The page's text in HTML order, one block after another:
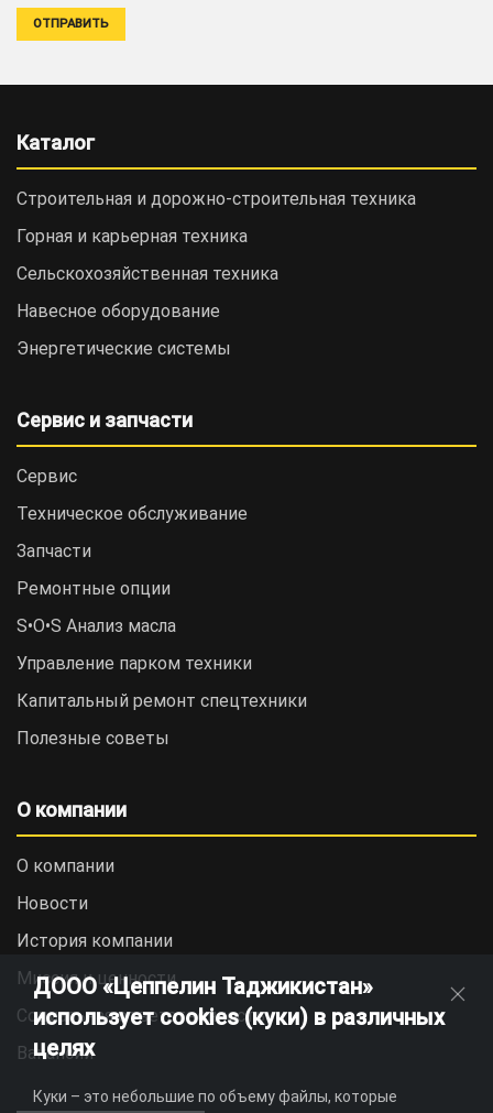
Каталог
Строительная и дорожно-cтроительная техника
Горная и карьерная техника
Сельскохозяйственная техника
Навесное оборудование
Энергетические системы
Сервис и запчасти
Сервис
Техническое обслуживание
Запчасти
Ремонтные опции
S•O•S Анализ масла
Управление парком техники
Капитальный ремонт спецтехники
Полезные советы
О компании
О компании
Новости
История компании
Миссия и ценности
Социальная ответственность
Вакансии
ДООО «Цеппелин Таджикистан»
использует cookies (куки) в различных
целях
Куки – это небольшие по объему файлы, которые